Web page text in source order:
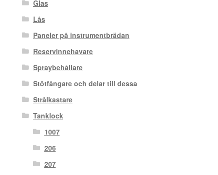
Glas
Lås
Paneler på instrumentbrädan
Reservinnehavare
Spraybehållare
Stötfångare och delar till dessa
Strålkastare
Tanklock
1007
206
207